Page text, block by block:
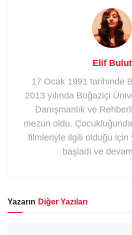
Elif Bulut
17 Ocak 1991 tarihinde
2013 yılında Boğaziçi
Danışmanlık ve
mezun oldu.
filmleriyle ilgili olduğu için
başladı ve
Yazarın Diğer Yazıları